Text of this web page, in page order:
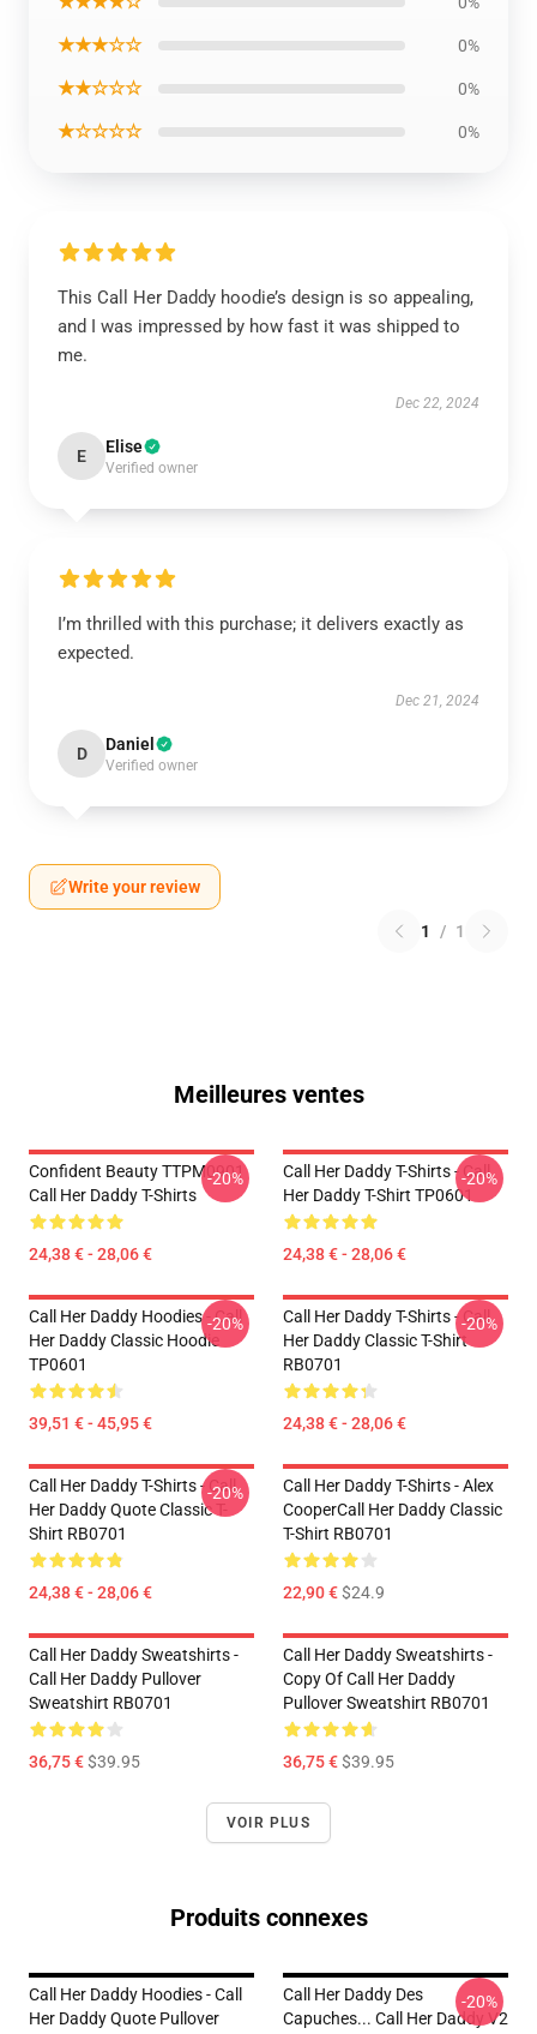
★★★☆☆ 0%
★★☆☆☆ 0%
★☆☆☆☆ 0%
This Call Her Daddy hoodie’s design is so appealing,
and I was impressed by how fast it was shipped to
me.
Dec 22, 2024
E Elise
Verified owner
I’m thrilled with this purchase; it delivers exactly as
expected.
Dec 21, 2024
D Daniel
Verified owner
Write your review
1 / 1
Meilleures ventes
Confident Beauty TTPM0901
Call Her Daddy T-Shirts
24,38 € - 28,06 €
-20%
Call Her Daddy T-Shirts - Call
Her Daddy T-Shirt TP0601
24,38 € - 28,06 €
-20%
Call Her Daddy Hoodies - Call
Her Daddy Classic Hoodie
TP0601
39,51 € - 45,95 €
-20%
Call Her Daddy T-Shirts - Call
Her Daddy Classic T-Shirt
RB0701
24,38 € - 28,06 €
-20%
Call Her Daddy T-Shirts - Call
Her Daddy Quote Classic T-
Shirt RB0701
24,38 € - 28,06 €
-20%
Call Her Daddy T-Shirts - Alex
CooperCall Her Daddy Classic
T-Shirt RB0701
22,90 €$24.9
Call Her Daddy Sweatshirts -
Call Her Daddy Pullover
Sweatshirt RB0701
36,75 €$39.95
Call Her Daddy Sweatshirts -
Copy Of Call Her Daddy
Pullover Sweatshirt RB0701
36,75 €$39.95
VOIR PLUS
Produits connexes
Call Her Daddy Hoodies - Call
Her Daddy Quote Pullover
Call Her Daddy Des
Capuches... Call Her Daddy V2
-20%